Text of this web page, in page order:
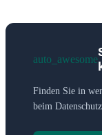
auto_awesome
Finden Sie in
beim